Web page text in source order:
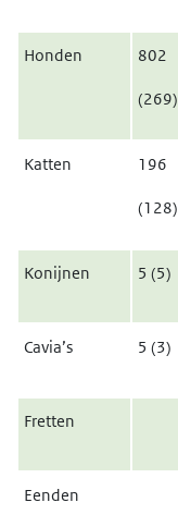
Honden 802
(269)
Katten 196
(128)
Konijnen 5 (5)
Cavia’s 5 (3)
Fretten
Eenden